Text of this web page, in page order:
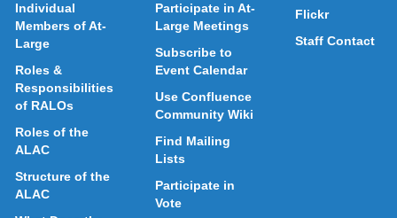
Individual
Members of At-
Large
Roles &
Responsibilities
of RALOs
Roles of the
ALAC
Structure of the
ALAC
Participate in At-
Large Meetings
Subscribe to
Event Calendar
Use Confluence
Community Wiki
Find Mailing
Lists
Participate in
Vote
Flickr
Staff Contact